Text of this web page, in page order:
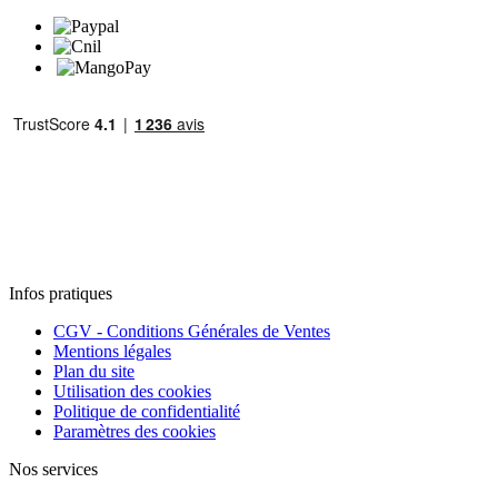
Infos pratiques
CGV - Conditions Générales de Ventes
Mentions légales
Plan du site
Utilisation des cookies
Politique de confidentialité
Paramètres des cookies
Nos services